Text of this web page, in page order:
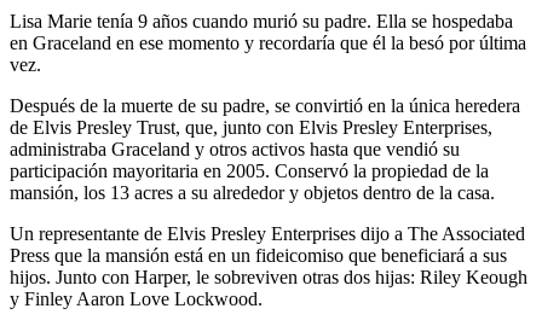
Lisa Marie tenía 9 años cuando murió su padre. Ella se hospedaba
en Graceland en ese momento y recordaría que él la besó por última
vez.
Después de la muerte de su padre, se convirtió en la única heredera
de Elvis Presley Trust, que, junto con Elvis Presley Enterprises,
administraba Graceland y otros activos hasta que vendió su
participación mayoritaria en 2005. Conservó la propiedad de la
mansión, los 13 acres a su alrededor y objetos dentro de la casa.
Un representante de Elvis Presley Enterprises dijo a The Associated
Press que la mansión está en un fideicomiso que beneficiará a sus
hijos. Junto con Harper, le sobreviven otras dos hijas: Riley Keough
y Finley Aaron Love Lockwood.